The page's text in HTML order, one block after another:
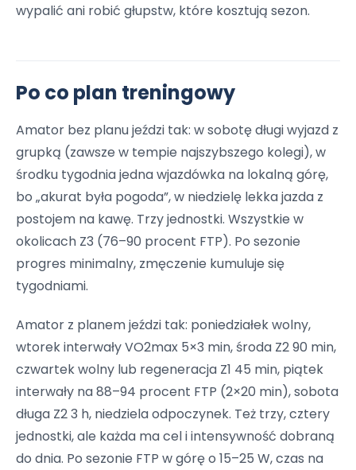
wypalić ani robić głupstw, które kosztują sezon.
Po co plan treningowy
Amator bez planu jeździ tak: w sobotę długi wyjazd z
grupką (zawsze w tempie najszybszego kolegi), w
środku tygodnia jedna wjazdówka na lokalną górę,
bo „akurat była pogoda”, w niedzielę lekka jazda z
postojem na kawę. Trzy jednostki. Wszystkie w
okolicach Z3 (76–90 procent FTP). Po sezonie
progres minimalny, zmęczenie kumuluje się
tygodniami.
Amator z planem jeździ tak: poniedziałek wolny,
wtorek interwały VO2max 5×3 min, środa Z2 90 min,
czwartek wolny lub regeneracja Z1 45 min, piątek
interwały na 88–94 procent FTP (2×20 min), sobota
długa Z2 3 h, niedziela odpoczynek. Też trzy, cztery
jednostki, ale każda ma cel i intensywność dobraną
do dnia. Po sezonie FTP w górę o 15–25 W, czas na